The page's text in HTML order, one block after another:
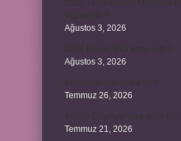
Ağustos 3, 2026
Ağustos 3, 2026
Temmuz 26, 2026
Temmuz 21, 2026